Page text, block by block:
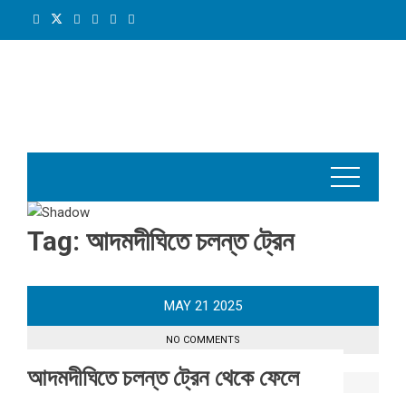
Tag: আদমদীঘিতে চলন্ত ট্রেন
MAY 21 2025
NO COMMENTS
আদমদীঘিতে চলন্ত ট্রেন থেকে ফেলে